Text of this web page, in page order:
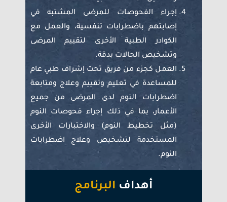
إجراء الفحوصات للمرضى المشتبه في
إصابتهم باضطرابات تنفسية، والعمل مع
الكوادر الطبية الأخرى لتقييم المرضى
وتشخيص الحالات بدقة.
العمل كجزء من فريق تحت إشراف طبي عام
للمساعدة في تعليم وتقييم وعلاج ومتابعة
اضطرابات النوم لدى المرضى من جميع
الأعمار، بما في ذلك إجراء فحوصات النوم
(مثل تخطيط النوم) والاختبارات الأخرى
المستخدمة لتشخيص وعلاج اضطرابات
النوم.
أهداف البرنامج